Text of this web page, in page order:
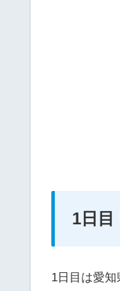
1日目
1日目は愛